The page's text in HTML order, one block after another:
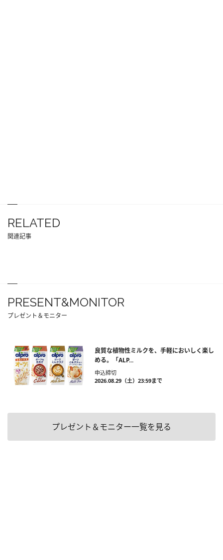
RELATED
関連記事
PRESENT&MONITOR
プレゼント＆モニター
良質な植物性ミルクを、手軽においしく楽し
める。「ALP...
申込締切
2026.08.29（土）23:59まで
プレゼント＆モニター一覧を見る